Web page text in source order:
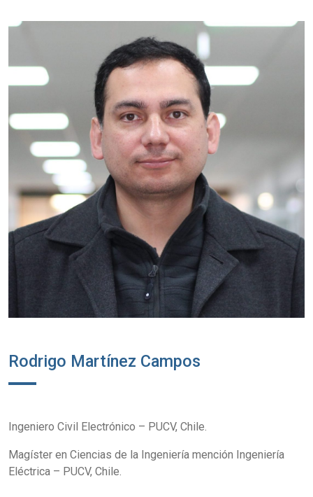
Rodrigo Martínez Campos
Ingeniero Civil Electrónico – PUCV, Chile.
Magíster en Ciencias de la Ingeniería mención Ingeniería
Eléctrica – PUCV, Chile.